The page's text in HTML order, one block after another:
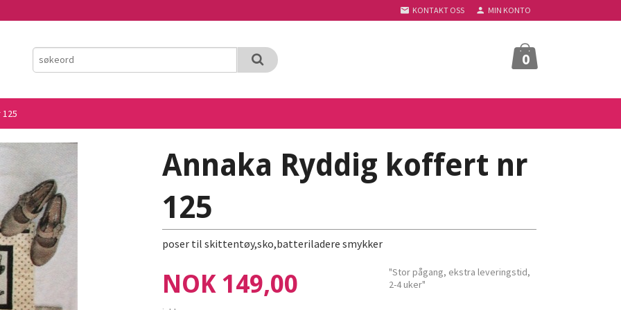
KONTAKT OSS MIN KONTO
0
Annaka Ryddig koffert nr
125
poser til skittentøy,sko,batteriladere smykker
Pris
NOK 149,00
"Stor pågang, ekstra leveringstid,
2-4 uker"